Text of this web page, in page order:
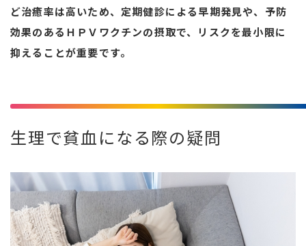
ど治癒率は高いため、定期健診による早期発見や、予防
効果のあるＨＰＶワクチンの摂取で、リスクを最小限に
抑えることが重要です。
生理で貧血になる際の疑問